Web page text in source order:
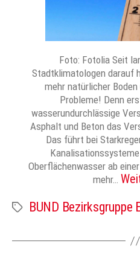
Foto: Fotolia Seit
Stadtklimatologen darauf
mehr natürlicher
Probleme! Denn
wasserundurchlässige
Asphalt und Beton das
Das führt bei
Oberflächenwasser ab
mehr…
Schlagwörter
BUND Bezirksgruppe